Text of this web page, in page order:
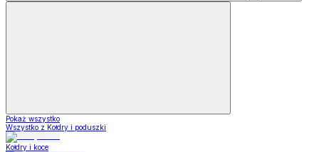
Pokaż wszystko
Wszystko z Kołdry i poduszki
Kołdry i koce